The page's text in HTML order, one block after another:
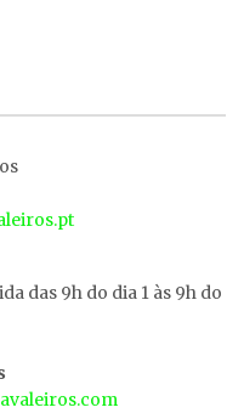
das 9h do dia 1 às 9h do